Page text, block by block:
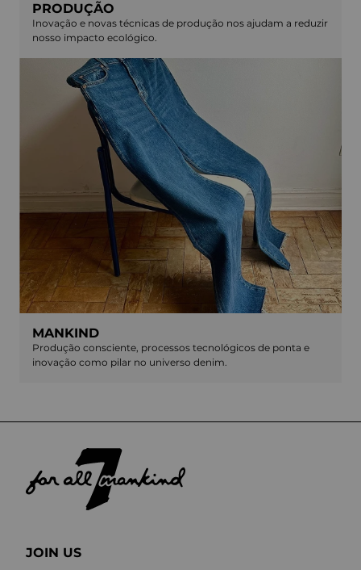
PRODUÇÃO
Inovação e novas técnicas de produção nos ajudam a reduzir
nosso impacto ecológico.
MANKIND
Produção consciente, processos tecnológicos de ponta e
inovação como pilar no universo denim.
JOIN US